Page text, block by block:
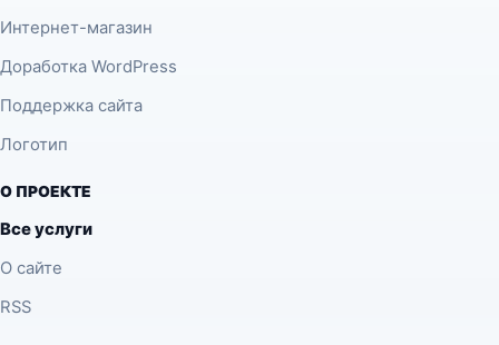
Интернет-магазин
Доработка WordPress
Поддержка сайта
Логотип
О ПРОЕКТЕ
Все услуги
О сайте
RSS